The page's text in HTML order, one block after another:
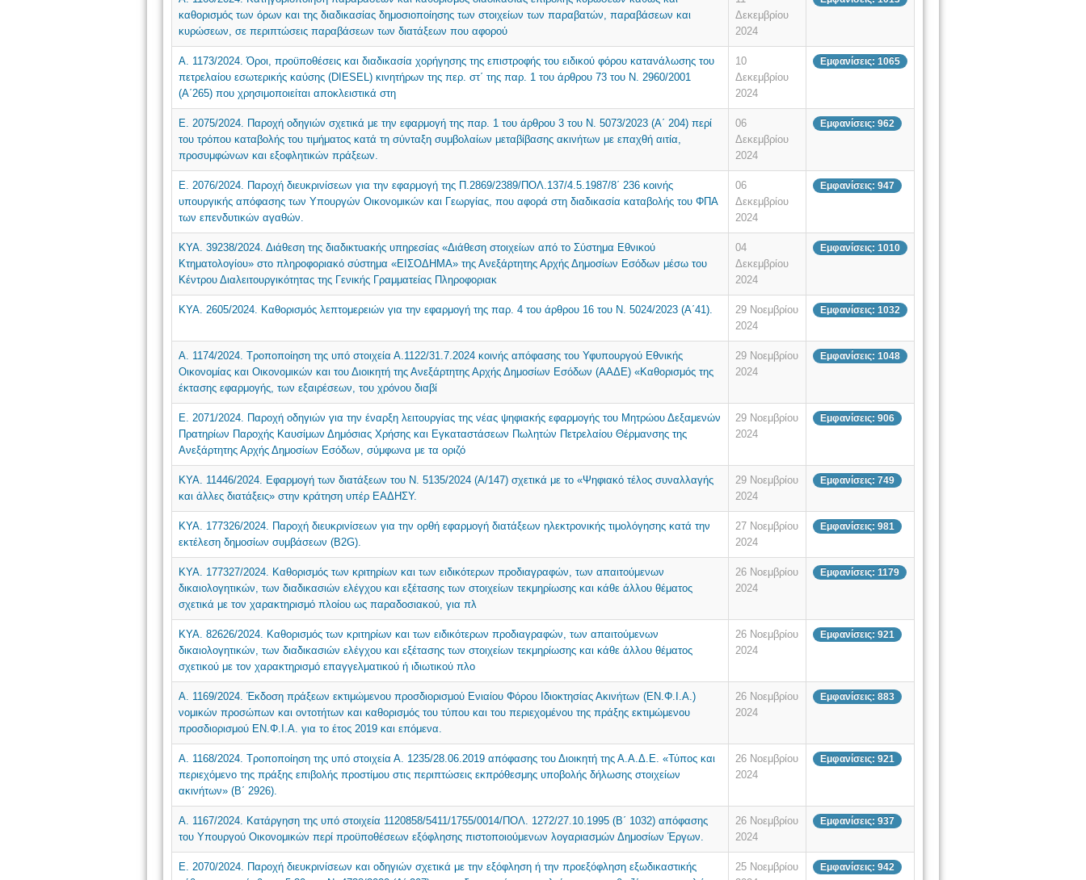
καθορισμός των όρων και της διαδικασίας δημοσιοποίησης των στοιχείων των παραβατών, παραβάσεων και
κυρώσεων, σε περιπτώσεις παραβάσεων των διατάξεων που αφορού
Δεκεμβρίου
2024
Α. 1173/2024. Όροι, προϋποθέσεις και διαδικασία χορήγησης της επιστροφής του ειδικού φόρου κατανάλωσης του
πετρελαίου εσωτερικής καύσης (DIESEL) κινητήρων της περ. στ΄ της παρ. 1 του άρθρου 73 του Ν. 2960/2001
(Α΄265) που χρησιμοποιείται αποκλειστικά στη
10
Δεκεμβρίου
2024
Εμφανίσεις: 1065
Ε. 2075/2024. Παροχή οδηγιών σχετικά με την εφαρμογή της παρ. 1 του άρθρου 3 του Ν. 5073/2023 (Α΄ 204) περί
του τρόπου καταβολής του τιμήματος κατά τη σύνταξη συμβολαίων μεταβίβασης ακινήτων με επαχθή αιτία,
προσυμφώνων και εξοφλητικών πράξεων.
06
Δεκεμβρίου
2024
Εμφανίσεις: 962
Ε. 2076/2024. Παροχή διευκρινίσεων για την εφαρμογή της Π.2869/2389/ΠΟΛ.137/4.5.1987/8΄ 236 κοινής
υπουργικής απόφασης των Υπουργών Οικονομικών και Γεωργίας, που αφορά στη διαδικασία καταβολής του ΦΠΑ
των επενδυτικών αγαθών.
06
Δεκεμβρίου
2024
Εμφανίσεις: 947
ΚΥΑ. 39238/2024. Διάθεση της διαδικτυακής υπηρεσίας «Διάθεση στοιχείων από το Σύστημα Εθνικού
Κτηματολογίου» στο πληροφοριακό σύστημα «ΕΙΣΟΔΗΜΑ» της Ανεξάρτητης Αρχής Δημοσίων Εσόδων μέσω του
Κέντρου Διαλειτουργικότητας της Γενικής Γραμματείας Πληροφοριακ
04
Δεκεμβρίου
2024
Εμφανίσεις: 1010
ΚΥΑ. 2605/2024. Καθορισμός λεπτομερειών για την εφαρμογή της παρ. 4 του άρθρου 16 του N. 5024/2023 (Α΄41).
29 Νοεμβρίου
2024
Εμφανίσεις: 1032
Α. 1174/2024. Τροποποίηση της υπό στοιχεία Α.1122/31.7.2024 κοινής απόφασης του Υφυπουργού Εθνικής
Οικονομίας και Οικονομικών και του Διοικητή της Ανεξάρτητης Αρχής Δημοσίων Εσόδων (ΑΑΔΕ) «Καθορισμός της
έκτασης εφαρμογής, των εξαιρέσεων, του χρόνου διαβί
29 Νοεμβρίου
2024
Εμφανίσεις: 1048
Ε. 2071/2024. Παροχή οδηγιών για την έναρξη λειτουργίας της νέας ψηφιακής εφαρμογής του Μητρώου Δεξαμενών
Πρατηρίων Παροχής Καυσίμων Δημόσιας Χρήσης και Εγκαταστάσεων Πωλητών Πετρελαίου Θέρμανσης της
Ανεξάρτητης Αρχής Δημοσίων Εσόδων, σύμφωνα με τα οριζό
29 Νοεμβρίου
2024
Εμφανίσεις: 906
ΚΥΑ. 11446/2024. Εφαρμογή των διατάξεων του Ν. 5135/2024 (Α/147) σχετικά με το «Ψηφιακό τέλος συναλλαγής
και άλλες διατάξεις» στην κράτηση υπέρ ΕΑΔΗΣΥ.
29 Νοεμβρίου
2024
Εμφανίσεις: 749
ΚΥΑ. 177326/2024. Παροχή διευκρινίσεων για την ορθή εφαρμογή διατάξεων ηλεκτρονικής τιμολόγησης κατά την
εκτέλεση δημοσίων συμβάσεων (B2G).
27 Νοεμβρίου
2024
Εμφανίσεις: 981
ΚΥΑ. 177327/2024. Καθορισμός των κριτηρίων και των ειδικότερων προδιαγραφών, των απαιτούμενων
δικαιολογητικών, των διαδικασιών ελέγχου και εξέτασης των στοιχείων τεκμηρίωσης και κάθε άλλου θέματος
σχετικά με τον χαρακτηρισμό πλοίου ως παραδοσιακού, για πλ
26 Νοεμβρίου
2024
Εμφανίσεις: 1179
ΚΥΑ. 82626/2024. Καθορισμός των κριτηρίων και των ειδικότερων προδιαγραφών, των απαιτούμενων
δικαιολογητικών, των διαδικασιών ελέγχου και εξέτασης των στοιχείων τεκμηρίωσης και κάθε άλλου θέματος
σχετικού με τον χαρακτηρισμό επαγγελματικού ή ιδιωτικού πλο
26 Νοεμβρίου
2024
Εμφανίσεις: 921
Α. 1169/2024. Έκδοση πράξεων εκτιμώμενου προσδιορισμού Ενιαίου Φόρου Ιδιοκτησίας Ακινήτων (ΕΝ.Φ.Ι.Α.)
νομικών προσώπων και οντοτήτων και καθορισμός του τύπου και του περιεχομένου της πράξης εκτιμώμενου
προσδιορισμού ΕΝ.Φ.Ι.Α. για το έτος 2019 και επόμενα.
26 Νοεμβρίου
2024
Εμφανίσεις: 883
Α. 1168/2024. Τροποποίηση της υπό στοιχεία Α. 1235/28.06.2019 απόφασης του Διοικητή της Α.Α.Δ.Ε. «Τύπος και
περιεχόμενο της πράξης επιβολής προστίμου στις περιπτώσεις εκπρόθεσμης υποβολής δήλωσης στοιχείων
ακινήτων» (Β΄ 2926).
26 Νοεμβρίου
2024
Εμφανίσεις: 921
Α. 1167/2024. Κατάργηση της υπό στοιχεία 1120858/5411/1755/0014/ΠΟΛ. 1272/27.10.1995 (Β΄ 1032) απόφασης
του Υπουργού Οικονομικών περί προϋποθέσεων εξόφλησης πιστοποιούμενων λογαριασμών Δημοσίων Έργων.
26 Νοεμβρίου
2024
Εμφανίσεις: 937
Ε. 2070/2024. Παροχή διευκρινίσεων και οδηγιών σχετικά με την εξόφληση ή την προεξόφληση εξωδικαστικής
25 Νοεμβρίου
Εμφανίσεις: 942